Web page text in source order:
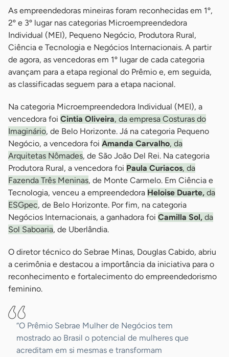
As empreendedoras mineiras foram reconhecidas em 1º,
2º e 3º lugar nas categorias Microempreendedora
Individual (MEI), Pequeno Negócio, Produtora Rural,
Ciência e Tecnologia e Negócios Internacionais. A partir
de agora, as vencedoras em 1º lugar de cada categoria
avançam para a etapa regional do Prêmio e, em seguida,
as classificadas seguem para a etapa nacional.
Na categoria Microempreendedora Individual (MEI), a
vencedora foi Cintia Oliveira, da empresa Costuras do
Imaginário, de Belo Horizonte. Já na categoria Pequeno
Negócio, a vencedora foi Amanda Carvalho, da
Arquitetas Nômades, de São João Del Rei. Na categoria
Produtora Rural, a vencedora foi Paula Curiacos, da
Fazenda Três Meninas, de Monte Carmelo. Em Ciência e
Tecnologia, venceu a empreendedora Heloise Duarte, da
ESGpec, de Belo Horizonte. Por fim, na categoria
Negócios Internacionais, a ganhadora foi Camilla Sol, da
Sol Saboaria, de Uberlândia.
O diretor técnico do Sebrae Minas, Douglas Cabido, abriu
a cerimônia e destacou a importância da iniciativa para o
reconhecimento e fortalecimento do empreendedorismo
feminino.
“O Prêmio Sebrae Mulher de Negócios tem
mostrado ao Brasil o potencial de mulheres que
acreditam em si mesmas e transformam